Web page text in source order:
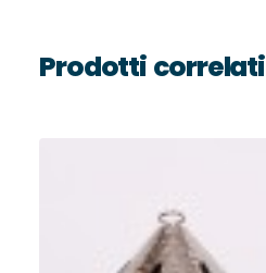
Prodotti correlati